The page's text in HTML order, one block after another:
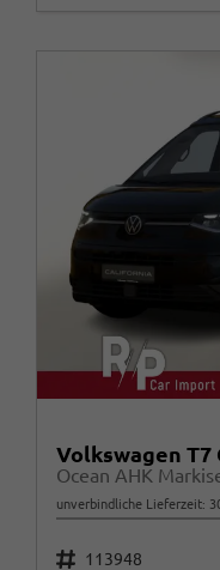
Volkswagen
Ocean AHK
unverbindliche Lieferzeit:
Fahrzeugnr. 113948